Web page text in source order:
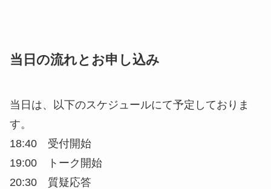
当日の流れとお申し込み
当日は、以下のスケジュールにて予定しておりま
す。
18:40 受付開始
19:00 トーク開始
20:30 質疑応答